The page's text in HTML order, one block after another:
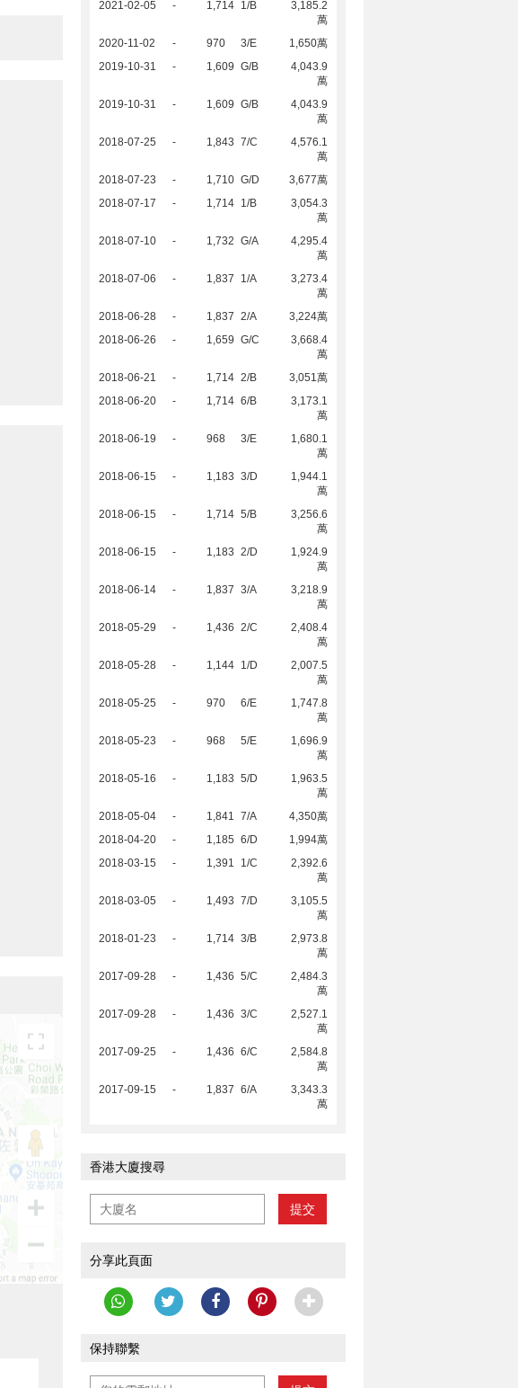
2021-02-05 - 1,714 1/B
3,185.2
萬
2020-11-02
- 970 3/E
1,650萬
2019-10-31
- 1,609 G/B
4,043.9
萬
2019-10-31
- 1,609 G/B
4,043.9
萬
2018-07-25
- 1,843 7/C
4,576.1
萬
2018-07-23
- 1,710 G/D
3,677萬
2018-07-17
- 1,714 1/B
3,054.3
萬
2018-07-10
- 1,732 G/A
4,295.4
萬
2018-07-06
- 1,837 1/A
3,273.4
萬
2018-06-28
- 1,837 2/A
3,224萬
2018-06-26
- 1,659 G/C
3,668.4
萬
2018-06-21
- 1,714 2/B
3,051萬
2018-06-20
- 1,714 6/B
3,173.1
萬
2018-06-19
- 968 3/E
1,680.1
萬
2018-06-15
- 1,183 3/D
1,944.1
萬
2018-06-15
- 1,714 5/B
3,256.6
萬
2018-06-15
- 1,183 2/D
1,924.9
萬
2018-06-14
- 1,837 3/A
3,218.9
萬
2018-05-29
- 1,436 2/C
2,408.4
萬
2018-05-28
- 1,144 1/D
2,007.5
萬
2018-05-25
- 970 6/E
1,747.8
萬
2018-05-23
- 968 5/E
1,696.9
萬
2018-05-16
- 1,183 5/D
1,963.5
萬
2018-05-04
- 1,841 7/A
4,350萬
2018-04-20
- 1,185 6/D
1,994萬
2018-03-15
- 1,391 1/C
2,392.6
萬
2018-03-05
- 1,493 7/D
3,105.5
萬
2018-01-23
- 1,714 3/B
2,973.8
萬
2017-09-28
- 1,436 5/C
2,484.3
萬
2017-09-28
- 1,436 3/C
2,527.1
萬
2017-09-25
- 1,436 6/C
2,584.8
萬
2017-09-15
- 1,837 6/A
3,343.3
萬
香港大廈搜尋
提交
分享此頁面
保持聯繫